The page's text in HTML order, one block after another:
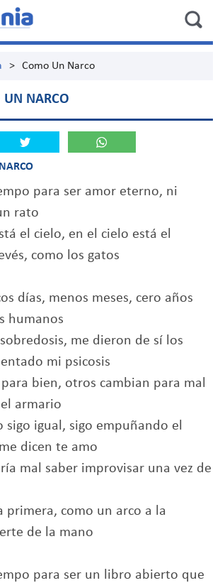
> Como Un Narco
UN NARCO
para ser amor eterno, ni
rato
el cielo, en el cielo está el
como los gatos
días, menos meses, cero años
humanos
me dieron de sí los
mi psicosis
bien, otros cambian para mal
armario
sigo igual, sigo empuñando el
dicen te amo
mal saber improvisar una vez de
primera, como un arco a la
de la mano
para ser un libro abierto que